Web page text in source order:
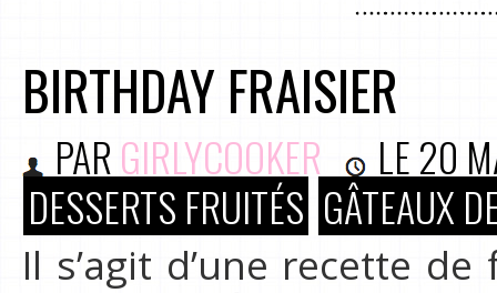
BIRTHDAY FRAISIER
PAR GIRLYCOOKER LE20
DESSERTS FRUITÉS GÂTEAUX
Il s’agit d’une recette